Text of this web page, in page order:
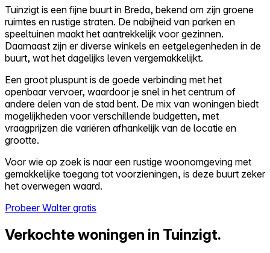
Zelf kopen
Alles-in-één
Reviews
Prijzen
Log in
Probeer Walter gratis
Tuinzigt is een fijne buurt in Breda, bekend om zijn groene
ruimtes en rustige straten. De nabijheid van parken en
speeltuinen maakt het aantrekkelijk voor gezinnen.
Daarnaast zijn er diverse winkels en eetgelegenheden in de
buurt, wat het dagelijks leven vergemakkelijkt.
Een groot pluspunt is de goede verbinding met het
openbaar vervoer, waardoor je snel in het centrum of
andere delen van de stad bent. De mix van woningen biedt
mogelijkheden voor verschillende budgetten, met
vraagprijzen die variëren afhankelijk van de locatie en
grootte.
Voor wie op zoek is naar een rustige woonomgeving met
gemakkelijke toegang tot voorzieningen, is deze buurt zeker
het overwegen waard.
Probeer Walter gratis
Verkochte woningen in Tuinzigt.